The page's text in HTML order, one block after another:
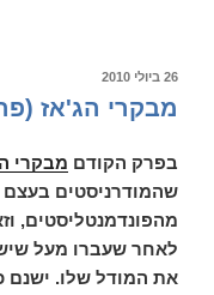
פורסם
26 ביולי 2010
מבקרי הג'אז (פרק
בפרק הקודם מבקרי
שהמודרניסטים בעצם
מהפונדמנטליסטים,
לאחר שעברו מעל
את המודל שלו. ישנם